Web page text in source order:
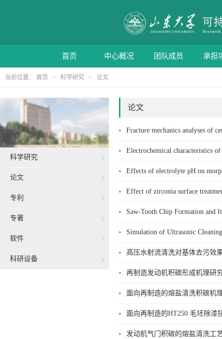
首页 中心概况 团队成员 承担
当前位置： 首页 > 科学研究 > 论文
科学研究
论文
专利
专著
软件
科研设备
论文
Fracture mechanics analyses of
Electrochemical characteristics
Effects of electrolyte pH on
Effect of zirconia surface
Saw-Tooth Chip Formation and
Simulation of Ultrasonic
高压水射流清洗对基体去污效
再制造发动机积碳形成机理研
面向再制造的熔盐清洗积碳机
面向再制造的HT250 毛坯除漆
发动机气门积碳的熔盐清洗工